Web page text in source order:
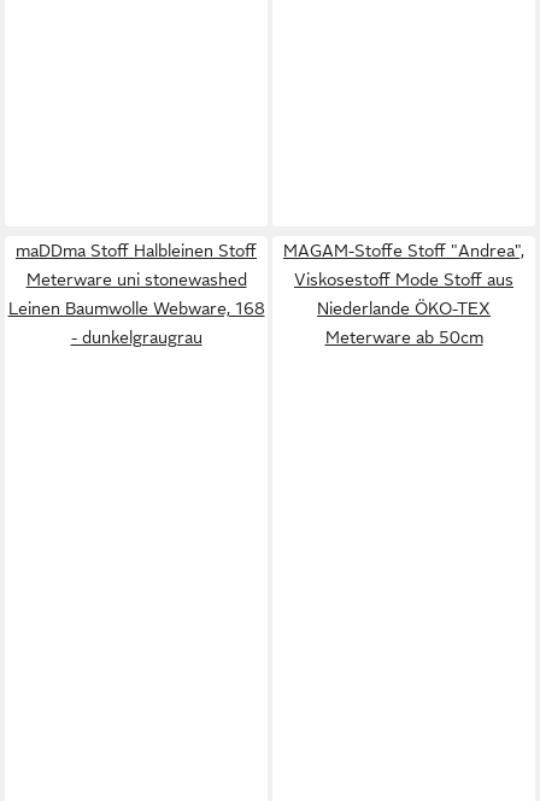
maDDma Stoff Halbleinen Stoff
Meterware uni stonewashed
Leinen Baumwolle Webware, 168
- dunkelgraugrau
MAGAM-Stoffe Stoff "Andrea",
Viskosestoff Mode Stoff aus
Niederlande ÖKO-TEX
Meterware ab 50cm